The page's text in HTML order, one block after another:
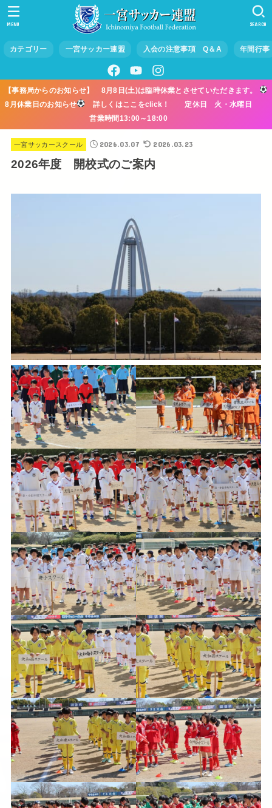
カテゴリー 一宮サッカー連盟 入会の注意事項 Q＆A 年間行事
SEARCH
MENU
【事務局からのお知らせ】 8月8日(土)は臨時休業とさせていただきます。
8月休業日のお知らせ
詳しくはここをclick！ 定休日 火・水曜日
営業時間13:00～18:00
一宮サッカースクール 2026.03.07 2026.03.23
2026年度 開校式のご案内